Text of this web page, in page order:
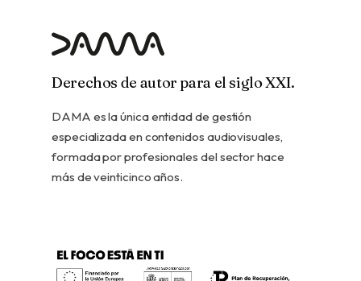
Derechos de autor para el siglo XXI.
DAMA es la única entidad de gestión
especializada en contenidos audiovisuales,
formada por profesionales del sector hace
más de veinticinco años.